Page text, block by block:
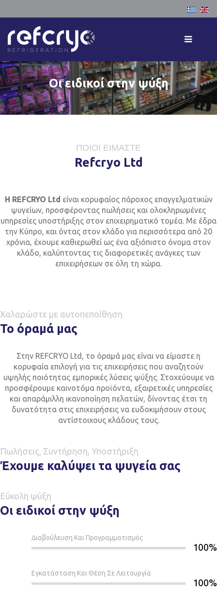
Οι ειδικοί στην ψύξη
ΠΟΙΟΙ ΕΙΜΑΣΤΕ
Refcryo Ltd
Η REFCRYO Ltd είναι κορυφαίος πάροχος επαγγελματικών
ψυγείων, προσφέροντας πωλήσεις και ολοκληρωμένες
υπηρεσίες υποστήριξης στον επιχειρηματικό τομέα. Με έδρα
την Κύπρο, και όντας στον κλάδο για περισσότερα από 20
χρόνια, έχουμε καθιερωθεί ως ένα αξιόπιστο όνομα στον
κλάδο, καλύπτοντας τις διαφορετικές ανάγκες των
επιχειρήσεων σε όλη τη χώρα.
Χαλαρώστε με αυτοπεποίθηση
Το όραμά μας
Στην REFCRYO Ltd, το όραμά μας είναι να είμαστε η
κορυφαία επιλογή για τις επιχειρήσεις που αναζητούν
υψηλής ποιότητας εμπορικές λύσεις ψύξης. Στοχεύουμε να
προσφέρουμε καινοτόμα προϊόντα, εξαιρετικές υπηρεσίες
και απαράμιλλη ικανοποίηση πελατών, δίνοντας έτσι τη
δυνατότητα στις επιχειρήσεις να ευδοκιμήσουν στους
αντίστοιχους κλάδους τους.
Πωλήσεις, Συντήρηση, Υποστήριξη
Έχουμε καλύψει τα ψυγεία σας
Εύκολη ψύξη
Οι ειδικοί στην ψύξη
Διαβούλευση Και Προγραμματισμός
100%
Εγκατάσταση Και Θέση Σε Λειτουργία
100%
Αρχική
Υπηρεσίες
Προϊόντα